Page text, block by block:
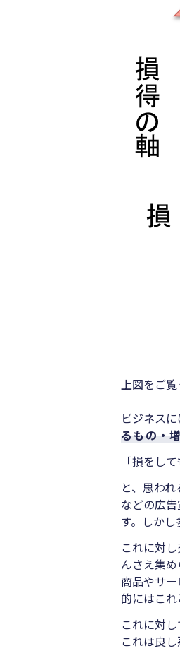
上図をご覧
ビジネスに
るもの・
「損をし
と、思わ
などの広
す。しか
これに対
んさえ集
商品やサ
的にはこ
これに対
これは良